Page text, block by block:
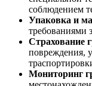
соблюдением
Упаковка и
требованиями
Страхование
повреждения,
Мониторинг